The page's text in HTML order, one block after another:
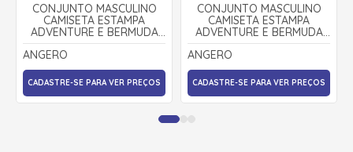
CONJUNTO MASCULINO
CAMISETA ESTAMPA
ADVENTURE E BERMUDA
MOLETINHO 28949 -
ANGERO
CADASTRE-SE PARA VER PREÇOS
CONJUNTO MASCULINO
CAMISETA ESTAMPA
ADVENTURE E BERMUDA
MOLETINHO 29065 -
ANGERO
CADASTRE-SE PARA VER PREÇOS